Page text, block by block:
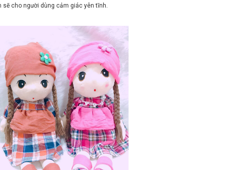
cho người dùng cảm giác yên tĩnh.